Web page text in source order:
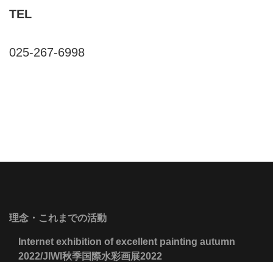
TEL
025-267-6998
理念・これまでの活動
Internet exhibition of excellent painting autumn
2022/JIWI秋季国際水彩画展2022